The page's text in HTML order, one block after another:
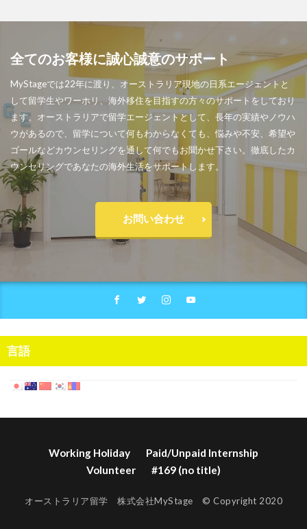
全てのお客様に誠心誠意のサポート
MyStageでは22年に渡り、オーストラリア現地の日系エージェントと
して留学生やワーホリ、海外移住を目指すの方々のサポートをしており
ます。オーストラリアで留学エージェントとして、長年の実績やノウハ
ウがあるので、留学について何もわからなくても、悩みや不安、希望や
ゴールなどカウンセリングを通して何でもお聞かせ下さい。徹底したカ
ウンセリングであなたの海外生活をサポートします。
お問い合わせ
言語
Working Holiday
Paid/Unpaid Internship
Volunteer
#169 (no title)
オーストラリア留学 株式会社MyStage © Copyright 2020